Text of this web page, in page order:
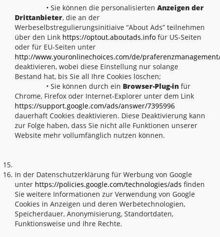
• Sie können die personalisierten Anzeigen der
Drittanbieter, die an der
Werbeselbstregulierungsinitiaive “About Ads” teilnehmen
über den Link https://optout.aboutads.info für US-Seiten
oder für EU-Seiten unter
http://www.youronlinechoices.com/de/
deaktivieren, wobei diese Einstellung nur solange
Bestand hat, bis Sie all Ihre Cookies löschen;
• Sie können durch ein Browser-Plug-in für
Chrome, Firefox oder Internet-Explorer unter dem Link
https://support.google.com/ads/answer/7395996
dauerhaft Cookies deaktivieren. Diese Deaktivierung kann
zur Folge haben, dass Sie nicht alle Funktionen unserer
Website mehr vollumfänglich nutzen können.
In der Datenschutzerklärung für Werbung von Google
unter https://policies.google.com/technologies/ads finden
Sie weitere Informationen zur Verwendung von Google
Cookies in Anzeigen und deren Werbetechnologien,
Speicherdauer, Anonymisierung, Standortdaten,
Funktionsweise und Ihre Rechte.